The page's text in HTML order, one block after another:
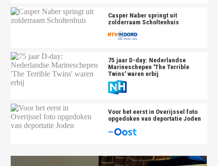
Casper Naber springt uit
zolderraam Scholtenhuis
75 jaar D-day: Nederlandse
Marineschepen 'The Terrible
Twins' waren erbij
Voor het eerst in Overijssel foto
opgedoken van deportatie Joden